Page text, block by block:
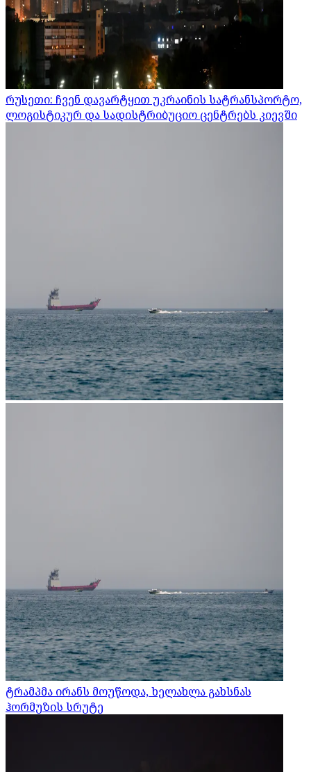
რუსეთი: ჩვენ დავარტყით უკრაინის სატრანსპორტო,
ლოგისტიკურ და სადისტრიბუციო ცენტრებს კიევში
ტრამპმა ირანს მოუწოდა, ხელახლა გახსნას
ჰორმუზის სრუტე